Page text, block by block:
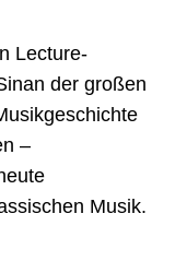
Lecture-
der großen
–
Musik.